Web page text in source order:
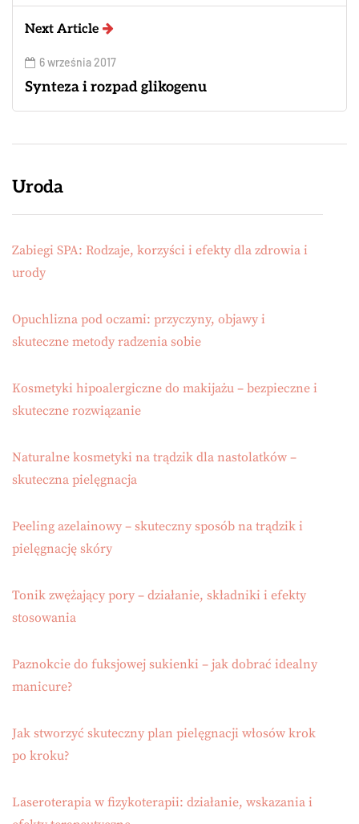
Next Article
6 września 2017
Synteza i rozpad glikogenu
Uroda
Zabiegi SPA: Rodzaje, korzyści i efekty dla zdrowia i
urody
Opuchlizna pod oczami: przyczyny, objawy i
skuteczne metody radzenia sobie
Kosmetyki hipoalergiczne do makijażu – bezpieczne i
skuteczne rozwiązanie
Naturalne kosmetyki na trądzik dla nastolatków –
skuteczna pielęgnacja
Peeling azelainowy – skuteczny sposób na trądzik i
pielęgnację skóry
Tonik zwężający pory – działanie, składniki i efekty
stosowania
Paznokcie do fuksjowej sukienki – jak dobrać idealny
manicure?
Jak stworzyć skuteczny plan pielęgnacji włosów krok
po kroku?
Laseroterapia w fizykoterapii: działanie, wskazania i